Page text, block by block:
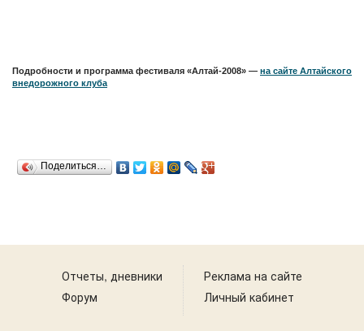
Подробности и программа фестиваля «Алтай-2008» — на сайте Алтайского
внедорожного клуба
Поделиться…
Отчеты, дневники
Форум
Реклама на сайте
Личный кабинет